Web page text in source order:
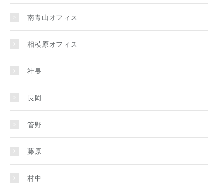
南青山オフィス
相模原オフィス
社長
長岡
管野
藤原
村中